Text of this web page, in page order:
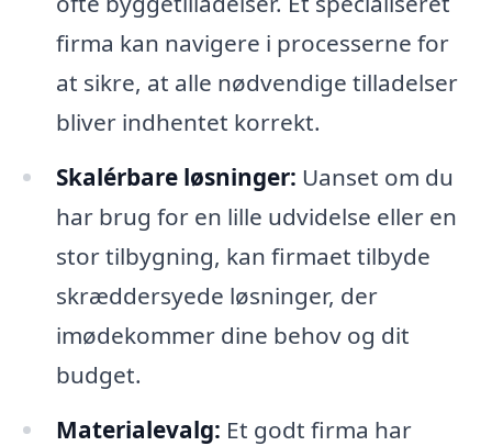
firma kan navigere i processerne for
at sikre, at alle nødvendige tilladelser
bliver indhentet korrekt.
Skalérbare løsninger: Uanset om du
har brug for en lille udvidelse eller en
stor tilbygning, kan firmaet tilbyde
skræddersyede løsninger, der
imødekommer dine behov og dit
budget.
Materialevalg: Et godt firma har